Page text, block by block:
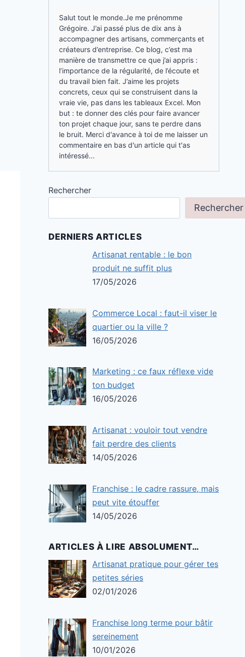
Salut tout le monde.Je me prénomme
Grégoire. J’ai passé plus de dix ans à
accompagner des artisans, commerçants et
créateurs d’entreprise. Ce blog, c’est ma
manière de transmettre ce que j’ai appris :
l’importance de la régularité, de l’écoute et
du travail bien fait. J’aime les projets
concrets, ceux qui se construisent dans la
vraie vie, pas dans les tableaux Excel. Mon
but : te donner des clés pour faire avancer
ton projet chaque jour, sans te perdre dans
le bruit. Merci d'avance à toi de me laisser un
commentaire en bas d'un article qui t'as
intéressé...
Rechercher
Rechercher
DERNIERS ARTICLES
Artisanat rentable : le bon
produit ne suffit plus
17/05/2026
Commerce Local : faut-il viser le
quartier ou la ville ?
16/05/2026
Marketing : ce faux réflexe vide
ton budget
16/05/2026
Artisanat : vouloir tout vendre
fait perdre des clients
14/05/2026
Franchise : le cadre rassure, mais
peut vite étouffer
14/05/2026
ARTICLES À LIRE ABSOLUMENT…
Artisanat pratique pour gérer tes
petites séries
02/01/2026
Franchise long terme pour bâtir
sereinement
10/01/2026